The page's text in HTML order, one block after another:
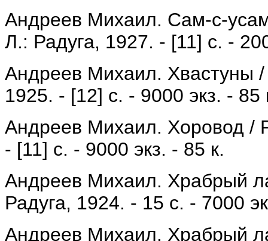
Андреев Михаил. Сам-с-
Л.: Радуга, 1927. - [11] с. -
Андреев Михаил. Хвастуны
1925. - [12] с. - 9000 экз. - 85
Андреев Михаил. Хоровод /
- [11] с. - 9000 экз. - 85 к.
Андреев Михаил. Храбрый
Радуга, 1924. - 15 с. - 7000
Андреев Михаил. Храбрый